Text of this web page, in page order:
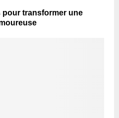
pour transformer une